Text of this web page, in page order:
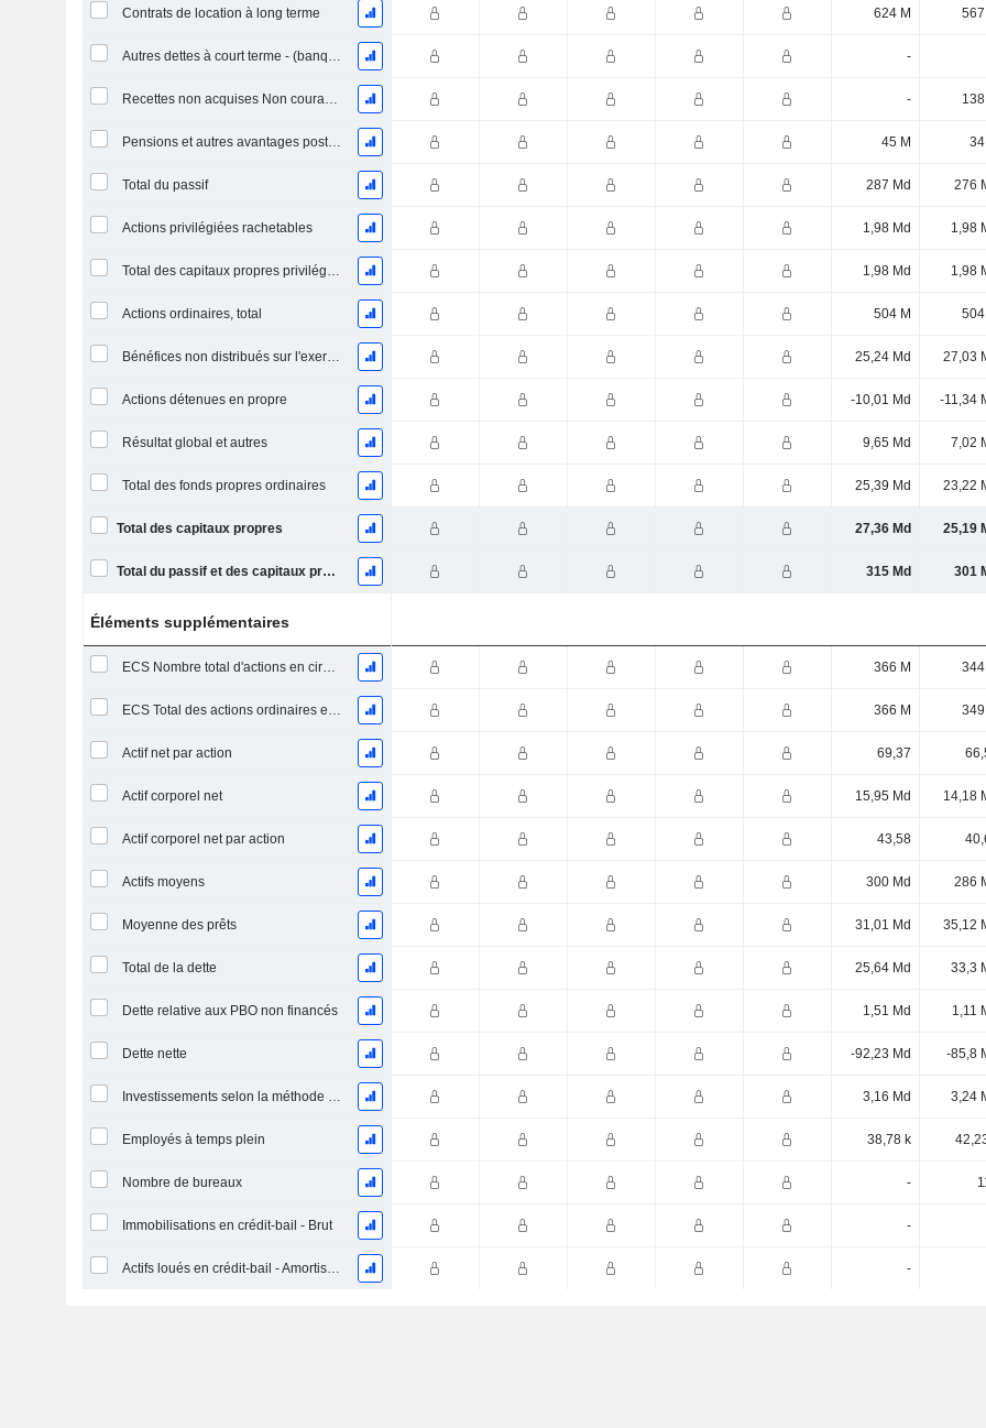
Contrats de location à long terme 624 M 567
Autres dettes à court terme - (banque / modèle de service public) -
Recettes non acquises Non courantes - 138
Pensions et autres avantages postérieurs à l'emploi 45 M 34
Total du passif 287 Md 276
Actions privilégiées rachetables 1,98 Md 1,98
Total des capitaux propres privilégiés 1,98 Md 1,98
Actions ordinaires, total 504 M 504
Bénéfices non distribués sur l'exercice 25,24 Md 27,03
Actions détenues en propre -10,01 Md -11,34
Résultat global et autres 9,65 Md 7,02
Total des fonds propres ordinaires 25,39 Md 23,22
Total des capitaux propres 27,36 Md 25,19
Total du passif et des capitaux propres 315 Md 301
Éléments supplémentaires
ECS Nombre total d'actions en circulation à la date de dépôt 366 M 344
ECS Total des actions ordinaires en circulation 366 M 349
Actif net par action 69,37
Actif corporel net 15,95 Md 14,18
Actif corporel net par action 43,58
Actifs moyens 300 Md 286
Moyenne des prêts 31,01 Md 35,12
Total de la dette 25,64 Md 33,3
Dette relative aux PBO non financés 1,51 Md 1,11
Dette nette -92,23 Md -85,8
Investissements selon la méthode de la mise en équivalence, total 3,16 Md 3,24
Employés à temps plein 38,78 k
Nombre de bureaux -
Immobilisations en crédit-bail - Brut -
Actifs loués en crédit-bail - Amortissement cumulé -